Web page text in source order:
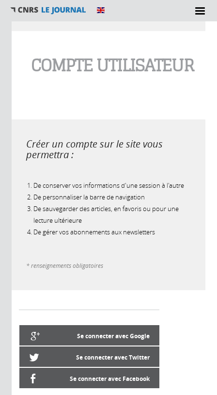
COMPTE UTILISATEUR
Créer un compte sur le site vous
permettra :
De conserver vos informations d'une session à l'autre
De personnaliser la barre de navigation
De sauvegarder des articles, en favoris ou pour une
lecture ultérieure
De gérer vos abonnements aux newsletters
* renseignements obligatoires
Se connecter avec Google
Se connecter avec Twitter
Se connecter avec Facebook